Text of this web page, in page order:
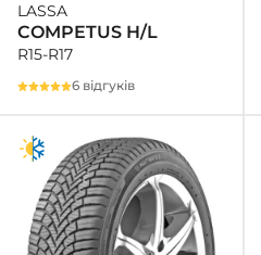
LASSA
COMPETUS H/L
R15-R17
6 відгуків